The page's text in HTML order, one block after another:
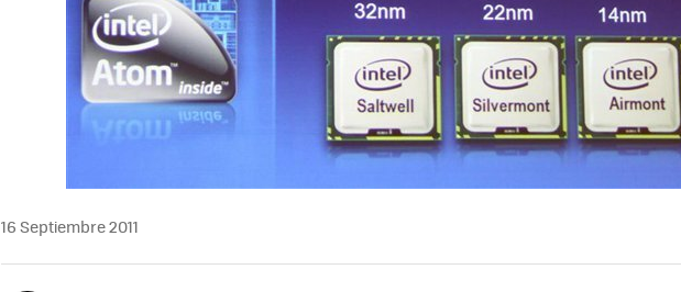
16 Septiembre 2011